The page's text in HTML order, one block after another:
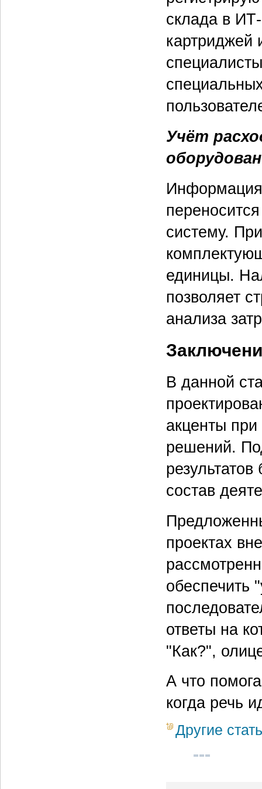
склада в
картриджей
Учёт
Информация
систему.
единицы.
позволяет
анализа
В данной
акценты при
решений.
состав
проектах
обеспечить
ответы на
"Как?",
А что
когда речь
Другие